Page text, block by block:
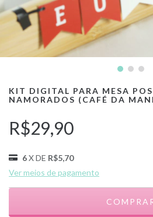
KIT DIGITAL PARA MESA
NAMORADOS (CAFÉ DA
R$29,90
6X DE R$5,70
Ver meios de pagamento